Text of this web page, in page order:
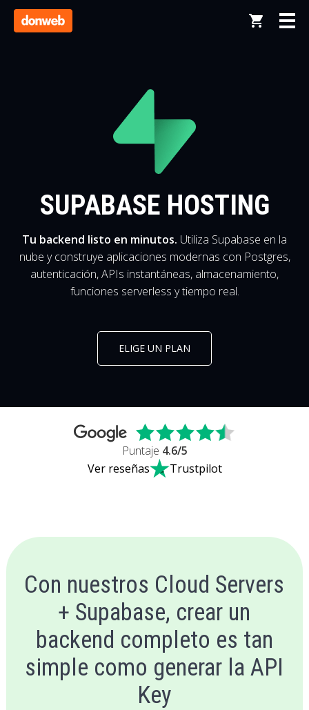
SUPABASE HOSTING
Tu backend listo en minutos. Utiliza Supabase en la
nube y construye aplicaciones modernas con Postgres,
autenticación, APIs instantáneas, almacenamiento,
funciones serverless y tiempo real.
ELIGE UN PLAN
Puntaje 4.6/5
Ver reseñas
Trustpilot
Con nuestros Cloud Servers
+ Supabase, crear un
backend completo es tan
simple como generar la API
Key